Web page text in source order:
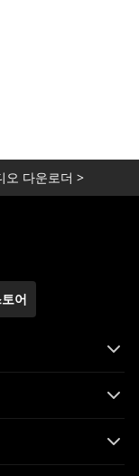
대안
년 출
최신]
오 다운로더 >
어